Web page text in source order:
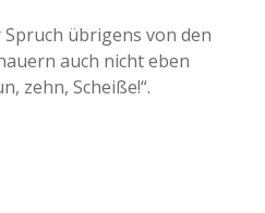
übrigens von den
auch nicht eben
zehn, Scheiße!“.